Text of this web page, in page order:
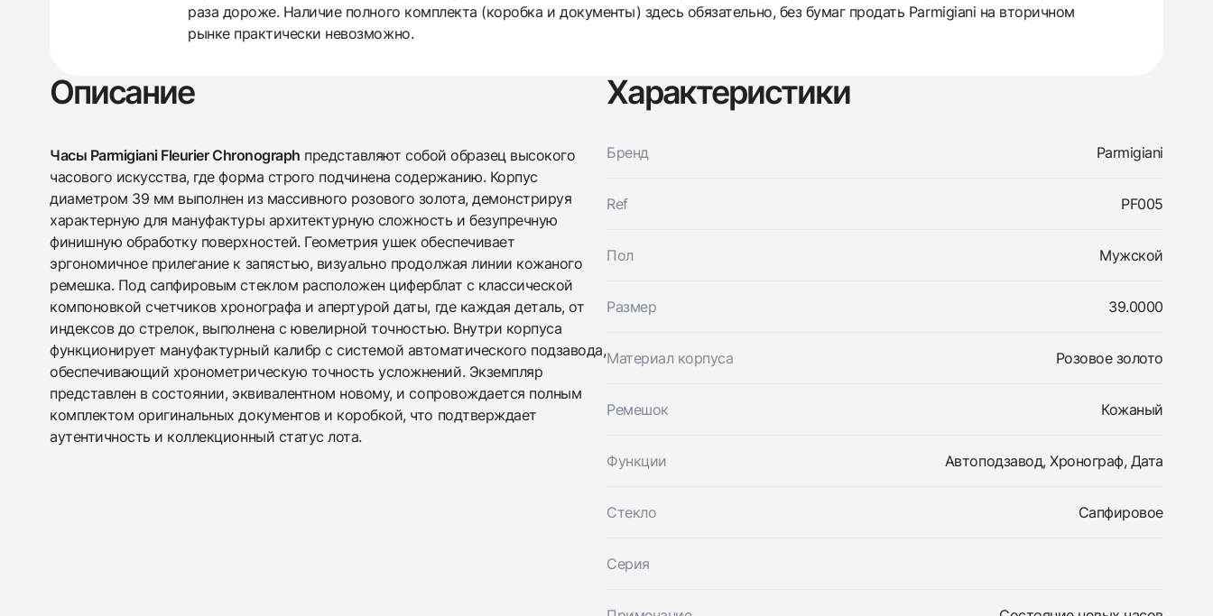
438
285
145
142
205
204
195
150
6
раза дороже. Наличие полного комплекта (коробка и документы) здесь обязательно, без бумаг продать Parmigiani на вторичном
рынке практически невозможно.
Описание
Часы Parmigiani Fleurier Chronograph представляют собой образец высокого
часового искусства, где форма строго подчинена содержанию. Корпус
диаметром 39 мм выполнен из массивного розового золота, демонстрируя
характерную для мануфактуры архитектурную сложность и безупречную
финишную обработку поверхностей. Геометрия ушек обеспечивает
эргономичное прилегание к запястью, визуально продолжая линии кожаного
ремешка. Под сапфировым стеклом расположен циферблат с классической
компоновкой счетчиков хронографа и апертурой даты, где каждая деталь, от
индексов до стрелок, выполнена с ювелирной точностью. Внутри корпуса
функционирует мануфактурный калибр с системой автоматического подзавода,
обеспечивающий хронометрическую точность усложнений. Экземпляр
представлен в состоянии, эквивалентном новому, и сопровождается полным
комплектом оригинальных документов и коробкой, что подтверждает
аутентичность и коллекционный статус лота.
Характеристики
Бренд Parmigiani
Ref PF005
Пол Мужской
Размер 39.0000
Материал корпуса Розовое золото
Ремешок Кожаный
Функции Автоподзавод, Хронограф, Дата
Стекло Сапфировое
Серия
Заказать эти часы
Оставьте ваши контактные данные и мы свяжемся с
вами
Parmigiani
Fleurier Kalpagraph XL Limited Edition
$12,900
Трейд-ин часов
Оставьте ваши контактные данные и мы свяжемся с
вами
Parmigiani
Fleurier Kalpagraph XL Limited Edition
ИдеальноеКоробка + Документы
$12,900
Приложите фото ваших часов…